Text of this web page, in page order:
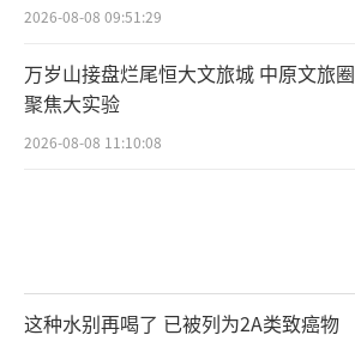
2026-08-08 09:51:29
万岁山接盘烂尾恒大文旅城 中原文旅圈
聚焦大实验
2026-08-08 11:10:08
这种水别再喝了 已被列为2A类致癌物